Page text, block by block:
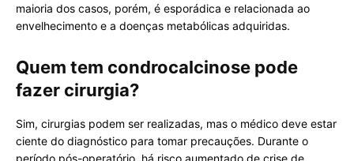
maioria dos casos, porém, é esporádica e relacionada ao
envelhecimento e a doenças metabólicas adquiridas.
Quem tem condrocalcinose pode
fazer cirurgia?
Sim, cirurgias podem ser realizadas, mas o médico deve estar
ciente do diagnóstico para tomar precauções. Durante o
período pós-operatório, há risco aumentado de crise de